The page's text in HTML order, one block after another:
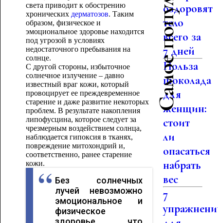
света приводит к обострению
хронических дерматозов. Таким
образом, физическое и
эмоциональное здоровье находится
под угрозой в условиях
недостаточного пребывания на
солнце.
С другой стороны, избыточное
солнечное излучение – давно
известный враг кожи, который
провоцирует ее преждевременное
старение и даже развитие некоторых
проблем. В результате накопления
липофусцина, которое следует за
чрезмерным воздействием солнца,
наблюдается гипоксия в тканях,
повреждение митохондрий и,
соответственно, ранее старение
кожи.
Без солнечных
лучей невозможно
эмоциональное и
физическое
оздоровят
тело
всего за
7 дней
Польза
шоколада
для
женщин:
стоит
ли
опасаться
набрать
вес
7